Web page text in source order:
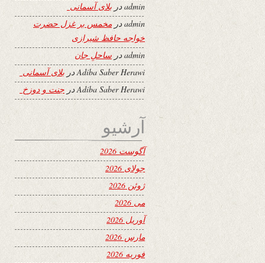
adminدر بلای آسمانی
adminدر مخمس بر غزل حضرت
خواجه حافظ شیرازی
adminدر ساحلِ جان
Adiba Saber Herawiدر بلای آسمانی
Adiba Saber Herawiدر جنت و دوزخ
آرشیو
آگوست 2026
جولای 2026
ژوئن 2026
می 2026
آوریل 2026
مارس 2026
فوریه 2026